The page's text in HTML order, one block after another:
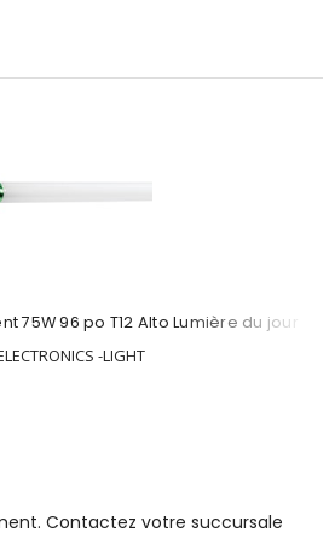
75W 96 po T12 Alto Lumière du jour
-LIGHT
Contactez votre succursale